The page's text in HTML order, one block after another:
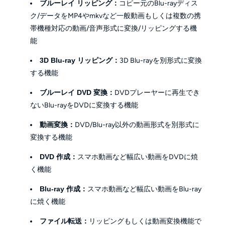
ブルーレイ リッピング： コピー元のBlu-rayディス
ク/データをMP4やmkvなど一般動画もしくは複数の携
帯機種対応の動画/音声形式に変換/リッピングする機
能
3D Blu-ray リッピング： 3D Blu-rayを別形式に変換
する機能
ブルーレイ DVD 変換： DVDプレーヤーに再生でき
ないBlu-rayをDVDに変換する機能
動画変換： DVD/Blu-ray以外の動画形式を別形式に
変換する機能
DVD 作成： スマホ動画など幅広い動画をDVDに焼
く機能
Blu-ray 作成： スマホ動画など幅広い動画をBlu-ray
に焼く機能
ファイル転送： リッピングもしくは動画変換機能で